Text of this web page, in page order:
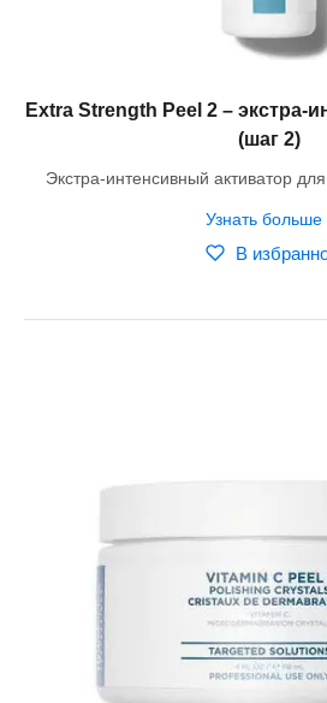
Extra Strength Peel 2 – экстра-
(шаг 2)
Экстра-интенсивный активатор
Узнать больше
В